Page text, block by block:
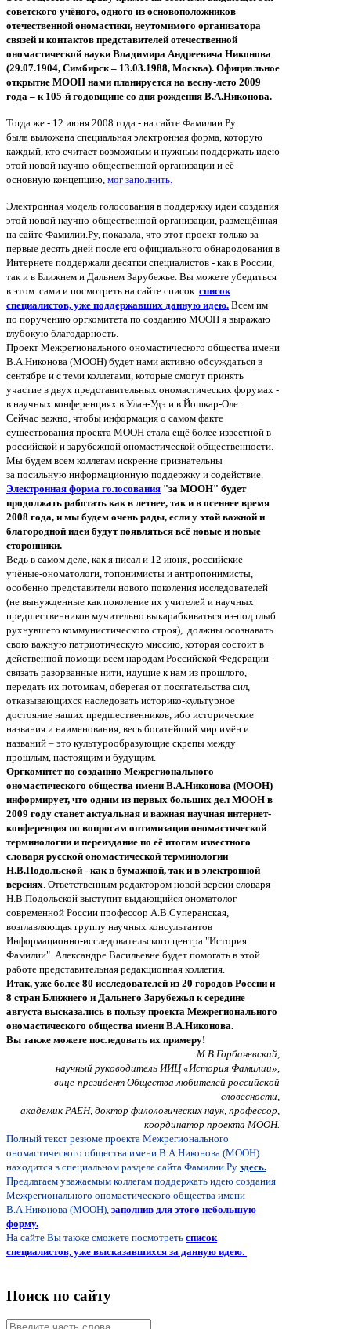
советского учёного, одного из основоположников
отечественной ономастики, неутомимого организатора
связей и контактов представителей отечественной
ономастической науки Владимира Андреевича Никонова
(29.07.1904, Симбирск – 13.03.1988, Москва). Официальное
открытие МООН нами планируется на весну-лето 2009
года – к 105-й годовщине со дня рождения В.А.Никонова.
Тогда же - 12 июня 2008 года - на сайте Фамилии.Ру
была выложена специальная электронная форма, которую
каждый, кто считает возможным и нужным поддержать идею
этой новой научно-общественной организации и её
основную концепцию, мог заполнить.
Электронная модель голосования в поддержку идеи создания
этой новой научно-общественной организации, размещённая
на сайте Фамилии.Ру, показала, что этот проект только за
первые десять дней после его официального обнародования в
Интернете поддержали десятки специалистов - как в России,
так и в Ближнем и Дальнем Зарубежье. Вы можете убедиться
в этом сами и посмотреть на сайте список список
специалистов, уже поддержавших данную идею. Всем им
по поручению оргкомитета по созданию МООН я выражаю
глубокую благодарность.
Проект Межрегионального ономастического общества имени
В.А.Никонова (МООН) будет нами активно обсуждаться в
сентябре и с теми коллегами, которые смогут принять
участие в двух представительных ономастических форумах -
в научных конференциях в Улан-Удэ и в Йошкар-Оле.
Сейчас важно, чтобы информация о самом факте
существования проекта МООН стала ещё более известной в
российской и зарубежной ономастической общественности.
Мы будем всем коллегам искренне признательны
за посильную информационную поддержку и содействие.
Электронная форма голосования "за МООН" будет
продолжать работать как в летнее, так и в осеннее время
2008 года, и мы будем очень рады, если у этой важной и
благородной идеи будут появляться всё новые и новые
сторонники.
Ведь в самом деле, как я писал и 12 июня, российские
учёные-ономатологи, топонимисты и антропонимисты,
особенно представители нового поколения исследователей
(не вынужденные как поколение их учителей и научных
предшественников мучительно выкарабкиваться из-под глыб
рухнувшего коммунистического строя), должны осознавать
свою важную патриотическую миссию, которая состоит в
действенной помощи всем народам Российской Федерации -
связать разорванные нити, идущие к нам из прошлого,
передать их потомкам, оберегая от посягательства сил,
отказывающихся наследовать историко-культурное
достояние наших предшественников, ибо исторические
названия и наименования, весь богатейший мир имён и
названий – это культурообразующие скрепы между
прошлым, настоящим и будущим.
Оргкомитет по созданию Межрегионального
ономастического общества имени В.А.Никонова (МООН)
информирует, что одним из первых больших дел МООН в
2009 году станет актуальная и важная научная интернет-
конференция по вопросам оптимизации ономастической
терминологии и переиздание по её итогам известного
словаря русской ономастической терминологии
Н.В.Подольской - как в бумажной, так и в электронной
версиях . Ответственным редактором новой версии словаря
Н.В.Подольской выступит выдающийся ономатолог
современной России профессор А.В.Суперанская,
возглавляющая группу научных консультантов
Информационно-исследовательского центра "История
Фамилии". Александре Васильевне будет помогать в этой
работе представительная редакционная коллегия.
Итак, уже более 80 исследователей из 20 городов России и
8 стран Ближнего и Дальнего Зарубежья к середине
августа высказались в пользу проекта Межрегионального
ономастического общества имени В.А.Никонова.
Вы также можете последовать их примеру!
М.В.Горбаневский,
научный руководитель ИИЦ «История Фамилии»,
вице-президент Общества любителей российской
словесности,
академик РАЕН, доктор филологических наук, профессор,
координатор проекта МООН.
Полный текст резюме проекта Межрегионального
ономастического общества имени В.А.Никонова (МООН)
находится в специальном разделе сайта Фамилии.Ру здесь.
Предлагаем уважаемым коллегам поддержать идею создания
Межрегионального ономастического общества имени
В.А.Никонова (МООН), заполнив для этого небольшую
форму.
На сайте Вы также сможете посмотреть список
специалистов, уже высказавшихся за данную идею.
Поиск по сайту